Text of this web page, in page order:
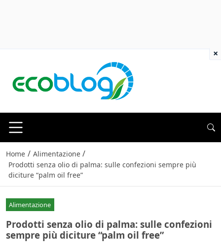
Home / Alimentazione /
Prodotti senza olio di palma: sulle confezioni sempre più
diciture “palm oil free”
Alimentazione
Prodotti senza olio di palma: sulle confezioni
sempre più diciture “palm oil free”
×